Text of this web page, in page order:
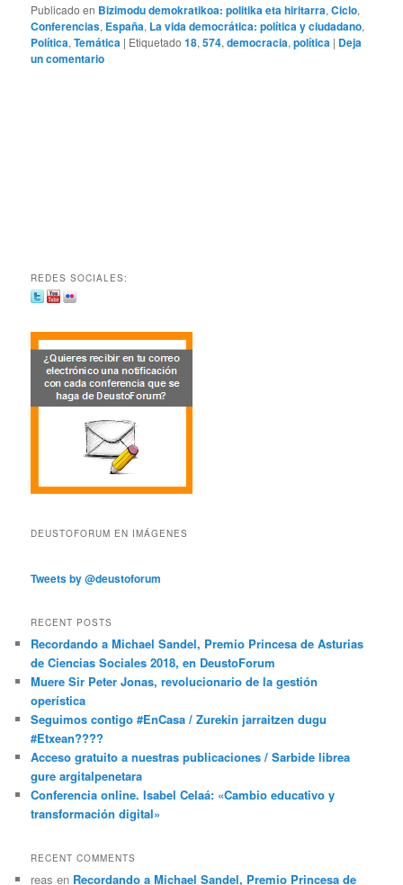
Publicado en Bizimodu demokratikoa: politika eta hiritarra,Ciclo,
Conferencias, España, La vida democrática: política y ciudadano,
Política,Temática | Etiquetado 18,574,democracia,política | Deja
un comentario
REDES SOCIALES:
DEUSTOFORUM EN IMÁGENES
Tweets by @deustoforum
RECENT POSTS
Recordando a Michael Sandel, Premio Princesa de Asturias
de Ciencias Sociales 2018, en DeustoForum
Muere Sir Peter Jonas, revolucionario de la gestión
operística
Seguimos contigo #EnCasa / Zurekin jarraitzen dugu
#Etxean????
Acceso gratuito a nuestras publicaciones / Sarbide librea
gure argitalpenetara
Conferencia online. Isabel Celaá: «Cambio educativo y
transformación digital»
RECENT COMMENTS
reas en Recordando a Michael Sandel, Premio Princesa de